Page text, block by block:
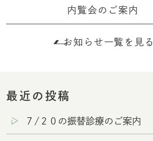
内覧会のご案内
お知らせ一覧を見る
最近の投稿
７/２０の振替診療のご案内